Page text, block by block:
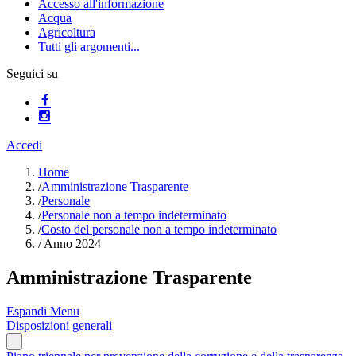
Accesso all'informazione
Acqua
Agricoltura
Tutti gli argomenti...
Seguici su
Accedi
Home
/Amministrazione Trasparente
/Personale
/Personale non a tempo indeterminato
/Costo del personale non a tempo indeterminato
/Anno 2024
Amministrazione Trasparente
Espandi Menu
Disposizioni generali